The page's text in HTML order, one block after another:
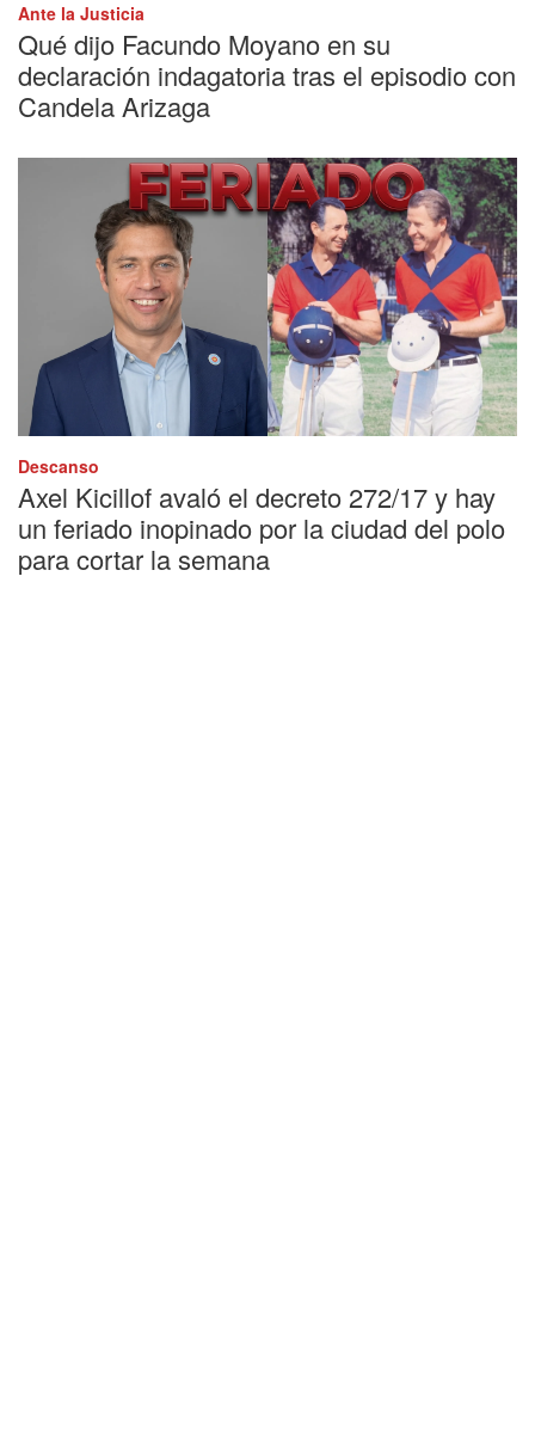
Ante la Justicia
Qué dijo Facundo Moyano en su
declaración indagatoria tras el episodio con
Candela Arizaga
Descanso
Axel Kicillof avaló el decreto 272/17 y hay
un feriado inopinado por la ciudad del polo
para cortar la semana